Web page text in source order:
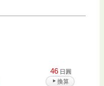
46 日圓
換算